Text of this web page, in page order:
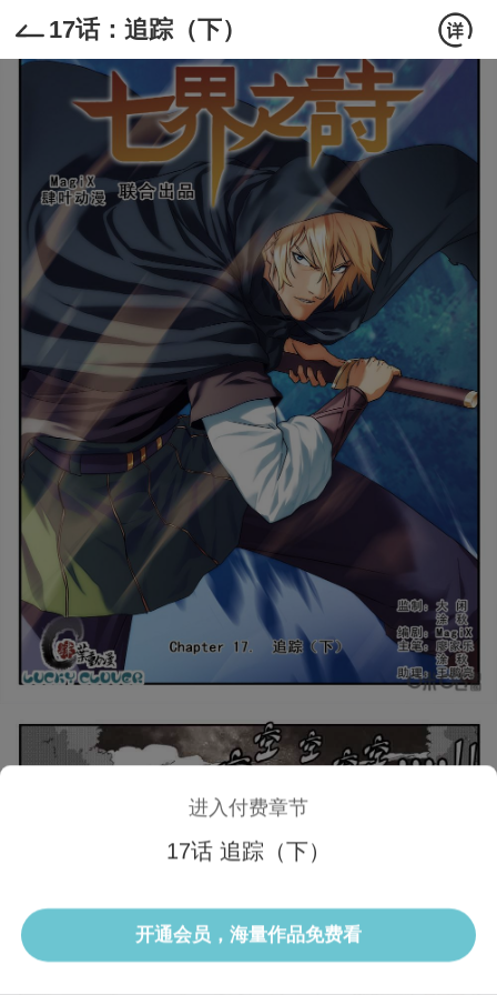
17话：追踪（下）
选集 当前话
进入付费章节
17话 追踪（下）
开通会员，海量作品免费看